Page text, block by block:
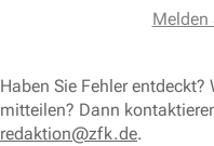
Melden
Haben Sie Fehler
mitteilen? Dann
redaktion@zfk.de.